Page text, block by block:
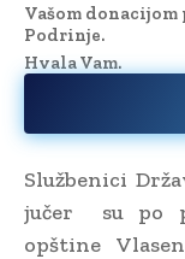
Vašom donacijom
Podrinje.
Hvala Vam.
Službenici
jučer su po
opštine